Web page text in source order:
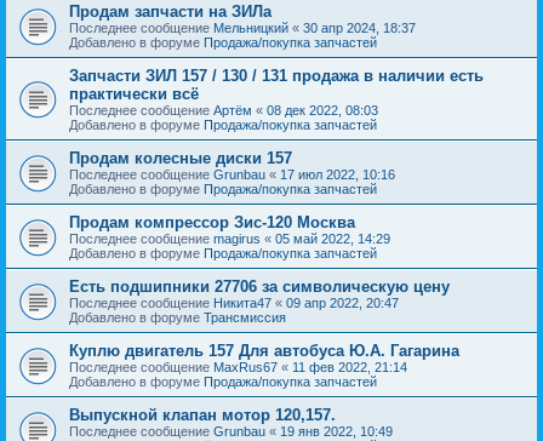
Продам запчасти на ЗИЛа
Последнее сообщение Мельницкий « 30 апр 2024, 18:37
Добавлено в форуме Продажа/покупка запчастей
Запчасти ЗИЛ 157 / 130 / 131 продажа в наличии есть
практически всё
Последнее сообщение Артём « 08 дек 2022, 08:03
Добавлено в форуме Продажа/покупка запчастей
Продам колесные диски 157
Последнее сообщение Grunbau « 17 июл 2022, 10:16
Добавлено в форуме Продажа/покупка запчастей
Продам компрессор Зис-120 Москва
Последнее сообщение magirus « 05 май 2022, 14:29
Добавлено в форуме Продажа/покупка запчастей
Есть подшипники 27706 за символическую цену
Последнее сообщение Никита47 « 09 апр 2022, 20:47
Добавлено в форуме Трансмиссия
Куплю двигатель 157 Для автобуса Ю.А. Гагарина
Последнее сообщение MaxRus67 « 11 фев 2022, 21:14
Добавлено в форуме Продажа/покупка запчастей
Выпускной клапан мотор 120,157.
Последнее сообщение Grunbau « 19 янв 2022, 10:49